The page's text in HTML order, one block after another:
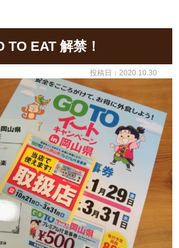
喜楽ブログ
TO EAT 解禁！
投稿日：2020.10.30